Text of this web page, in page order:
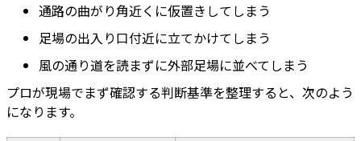
通路の曲がり角近くに仮置きしてしまう
足場の出入り口付近に立てかけてしまう
風の通り道を読まずに外部足場に並べてしまう
プロが現場でまず確認する判断基準を整理すると、次のよう
になります。